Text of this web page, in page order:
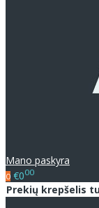
Mano paskyra
0 €000
Prekių krepšelis